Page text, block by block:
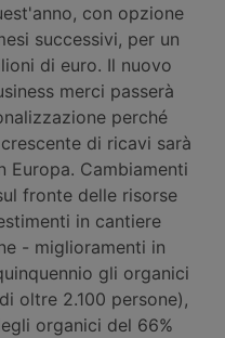
con opzione
successivi, per un
di euro. Il nuovo
merci passerà
perché
di ricavi sarà
Europa. Cambiamenti
fronte delle risorse
in cantiere
- miglioramenti in
gli organici
oltre 2.100 persone),
organici del 66%